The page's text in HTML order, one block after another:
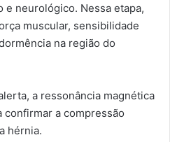
e neurológico. Nessa etapa,
muscular, sensibilidade
na região do
a ressonância magnética
confirmar a compressão
hérnia.